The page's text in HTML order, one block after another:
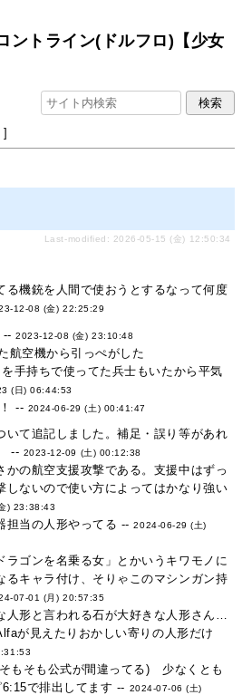
ントライン(ドルフロ)【少女
]
Last-modified: 2026-05-15 (金) 12:50:34
る機銃を人間で使おうとするなって何度
12-08 (金) 22:25:29
--2023-12-08 (金) 23:10:48
航空機から引っぺがした
手持ちで使ってた兵士もいたから平気
(日) 06:44:53
-- 2024-06-29 (土) 00:41:47
いて追記しました。補足・誤り等があれ
-- 2023-12-09 (土) 00:12:38
かの航空支援攻撃である。支援中はずっ
しないので使い方によってはかなり強い
) 23:38:43
担当の人形やってる --2024-06-29 (土)
ラゴンを名乗る女」とかいうキワモノに
るキャラ付け、そりゃこのマシンガン持
07-01 (月) 20:57:35
人形と言われる石が大好きな人形さん…
が見えたりおかしい寄りの人形だけ
もそも公式が間違ってる) 少なくとも
で排出してます -- 2024-07-06 (土)